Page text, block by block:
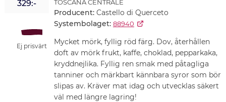
329:-
Ej prisvärt
TOSCANA CENTRALE
Producent: Castello di Querceto
Systembolaget: 88940
Mycket mörk, fyllig röd färg. Dov, återhållen
doft av mörk frukt, kaffe, choklad, pepparkaka,
kryddnejlika. Fyllig ren smak med påtagliga
tanniner och märkbart kännbara syror som bör
slipas av. Kräver mat idag och utvecklas säkert
väl med längre lagring!